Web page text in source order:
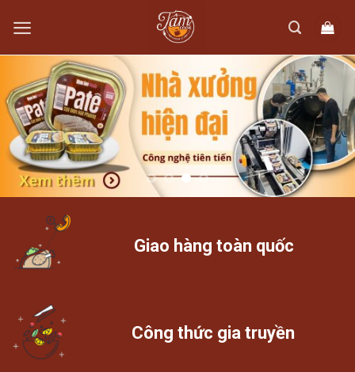
content
Giao hàng toàn quốc
Công thức gia truyền